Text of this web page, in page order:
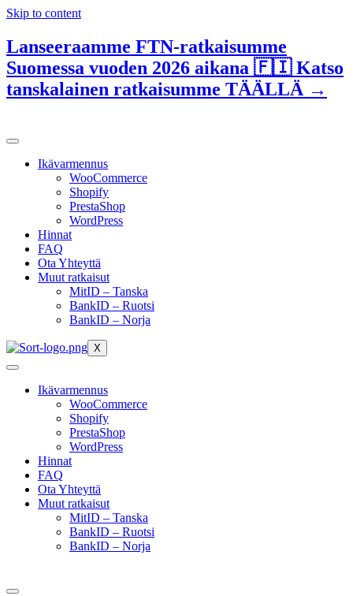
Skip to content
Lanseeraamme FTN-ratkaisumme
Suomessa vuoden 2026 aikana 🇫🇮 Katso
tanskalainen ratkaisumme TÄÄLLÄ →
Ikävarmennus
WooCommerce
Shopify
PrestaShop
WordPress
Hinnat
FAQ
Ota Yhteyttä
Muut ratkaisut
MitID – Tanska
BankID – Ruotsi
BankID – Norja
X
Ikävarmennus
WooCommerce
Shopify
PrestaShop
WordPress
Hinnat
FAQ
Ota Yhteyttä
Muut ratkaisut
MitID – Tanska
BankID – Ruotsi
BankID – Norja